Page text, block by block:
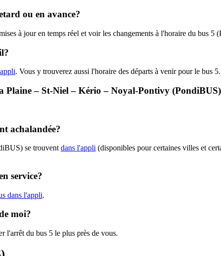
ou en avance?
à jour en temps réel et voir les changements à l'horaire du bus 5
. Vous y trouverez aussi l'horaire des départs à venir pour le bus 5.
Plaine – St-Niel – Kério – Noyal-Pontivy
achalandée?
se trouvent dans l'appli (disponibles pour certaines villes et
service?
dans l'appli.
moi?
l'arrêt du bus 5 le plus près de vous.